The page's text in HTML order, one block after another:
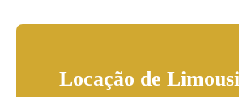
Locação de